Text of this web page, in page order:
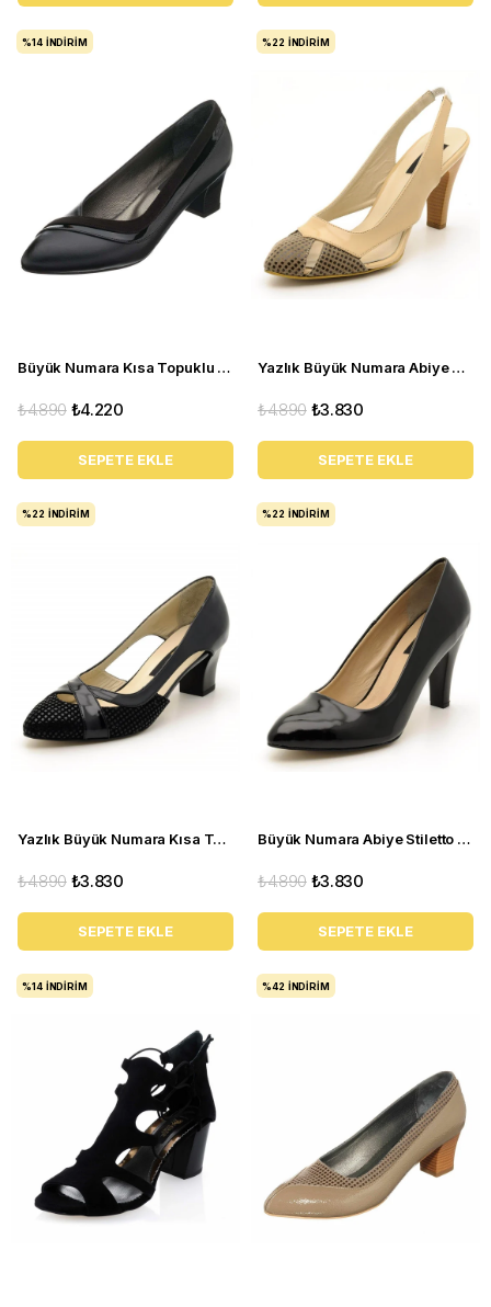
Büyük Numara Kısa Topuklu Kadın Stiletto KDR1308 Siyah
₺4.220
₺4.890
SEPETE EKLE
%14 İNDIRIM
Yazlık Büyük Numara Abiye Stiletto Ayakkabı 2030 Bej
₺3.830
₺4.890
SEPETE EKLE
%22 İNDIRIM
Yazlık Büyük Numara Kısa Topuklu Kadın Stiletto 5389 siyah
₺3.830
₺4.890
SEPETE EKLE
%22 İNDIRIM
Büyük Numara Abiye Stiletto 1071 Siyah Rugan
₺3.830
₺4.890
SEPETE EKLE
%22 İNDIRIM
%14 İNDIRIM %42 İNDIRIM